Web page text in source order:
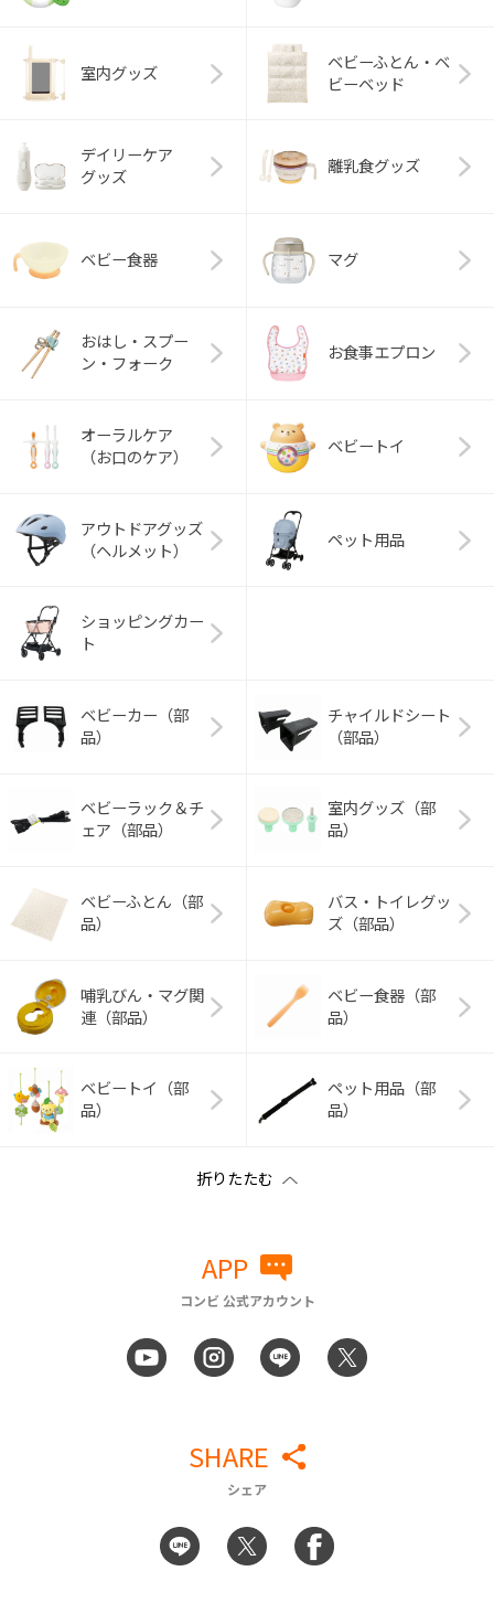
室内グッズ
ベビーふとん・ベ
ビーベッド
デイリーケア
グッズ
離乳食グッズ
ベビー食器 マグ
おはし・スプー
ン・フォーク
お食事エプロン
オーラルケア
（お口のケア）
ベビートイ
アウトドアグッズ
（ヘルメット）
ペット用品
ショッピングカー
ト
ベビーカー（部
品）
チャイルドシート
（部品）
ベビーラック＆チ
ェア（部品）
室内グッズ（部
品）
ベビーふとん（部
品）
バス・トイレグッ
ズ（部品）
哺乳びん・マグ関
連（部品）
ベビー食器（部
品）
ベビートイ（部
品）
ペット用品（部
品）
APP
コンビ 公式アカウント
SHARE
シェア